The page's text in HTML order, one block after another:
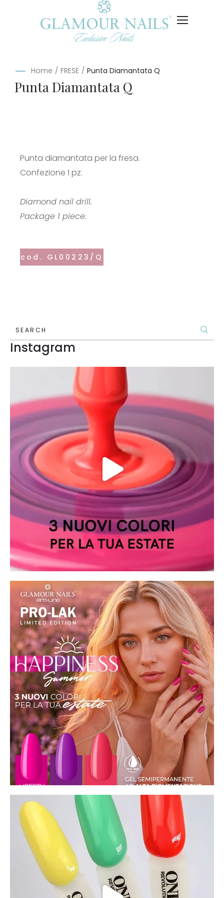
Home / FRESE / Punta Diamantata Q
Punta Diamantata Q
Punta diamantata per la fresa.
Confezione 1 pz.
Diamond nail drill.
Package 1 piece.
cod. GL00223/Q
SEARCH
Instagram